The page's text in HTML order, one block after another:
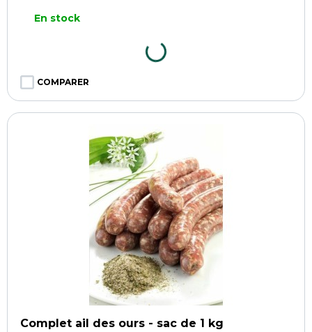
En stock
COMPARER
Complet ail des ours - sac de 1 kg